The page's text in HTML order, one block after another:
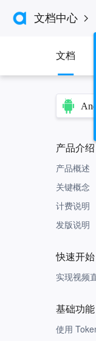
文档中心 
文档
iOS
产品介绍
产品概述
关键概念
计费说明
发版说明
快速开始
实现视频
基础功能
使用